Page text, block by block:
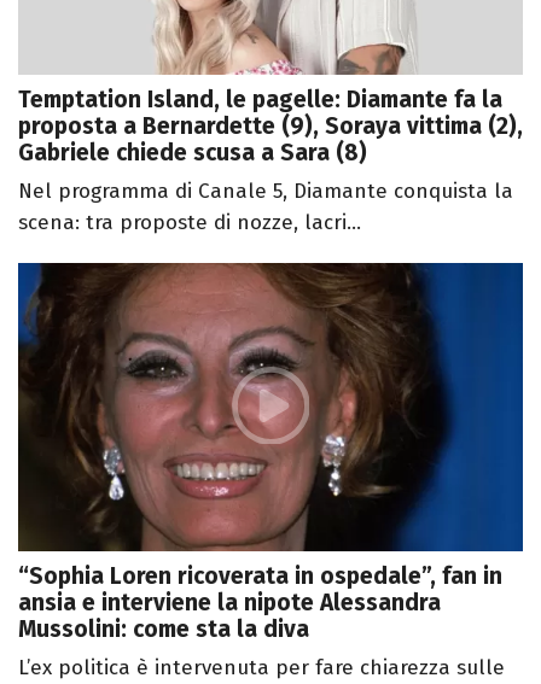
Temptation Island, le pagelle: Diamante fa la
proposta a Bernardette (9), Soraya vittima (2),
Gabriele chiede scusa a Sara (8)
Nel programma di Canale 5, Diamante conquista la
scena: tra proposte di nozze, lacri...
“Sophia Loren ricoverata in ospedale”, fan in
ansia e interviene la nipote Alessandra
Mussolini: come sta la diva
L’ex politica è intervenuta per fare chiarezza sulle